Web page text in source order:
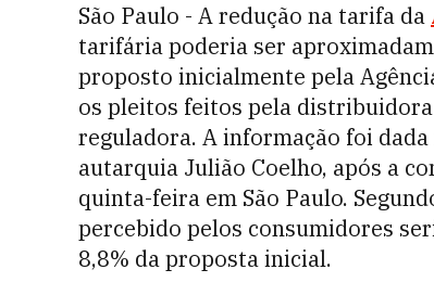
São Paulo - A redução na tarifa da
tarifária poderia ser
proposto inicialmente pela
os pleitos feitos pela
reguladora. A informação foi
autarquia Julião Coelho, após a
quinta-feira em São Paulo.
percebido pelos consumidores
8,8% da proposta inicial.